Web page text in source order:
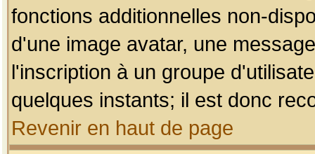
fonctions additionnelles non-
d'une image avatar, une
l'inscription à un groupe
quelques instants; il est donc
Revenir en haut de page